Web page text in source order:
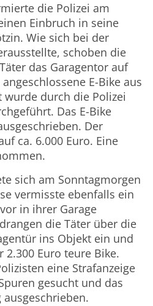
die Polizei am
Einbruch in seine
Wie sich bei der
schoben die
das Garagentor auf
E-Bike aus
wurde durch die Polizei
Das E-Bike
Der
ca. 6.000 Euro. Eine
sich am Sonntagmorgen
vermisste ebenfalls ein
in ihrer Garage
die Täter über die
ins Objekt ein und
Euro teure Bike.
eine Strafanzeige
gesucht und das
ausgeschrieben.